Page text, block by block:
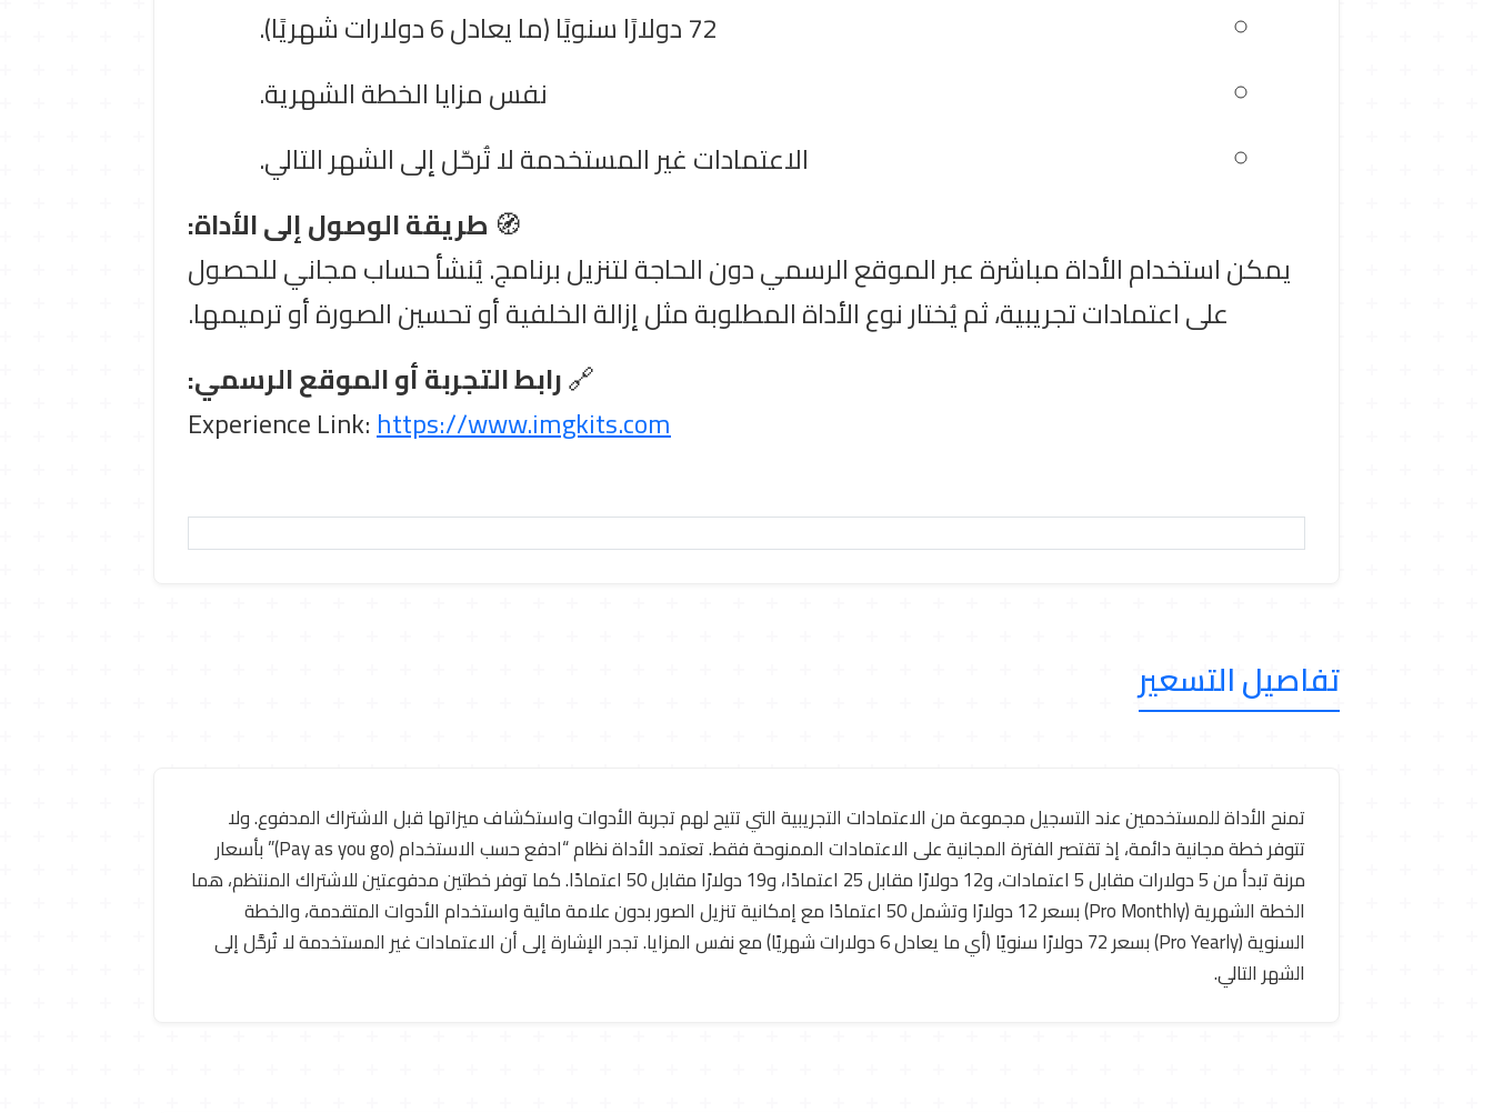
72 دولارًا سنويًا (ما يعادل 6 دولارات شهريًا).
نفس مزايا الخطة الشهرية.
الاعتمادات غير المستخدمة لا تُرحّل إلى الشهر التالي.
🧭 طريقة الوصول إلى الأداة:
يمكن استخدام الأداة مباشرة عبر الموقع الرسمي دون الحاجة لتنزيل برنامج. يُنشأ حساب مجاني للحصول
على اعتمادات تجريبية، ثم يُختار نوع الأداة المطلوبة مثل إزالة الخلفية أو تحسين الصورة أو ترميمها.
🔗رابط التجربة أو الموقع الرسمي:
Experience Link:https://www.imgkits.com
تفاصيل التسعير
تمنح الأداة للمستخدمين عند التسجيل مجموعة من الاعتمادات التجريبية التي تتيح لهم تجربة الأدوات واستكشاف ميزاتها قبل الاشتراك المدفوع. ولا
تتوفر خطة مجانية دائمة، إذ تقتصر الفترة المجانية على الاعتمادات الممنوحة فقط. تعتمد الأداة نظام “ادفع حسب الاستخدام (Pay as you go)” بأسعار
مرنة تبدأ من 5 دولارات مقابل 5 اعتمادات، و12 دولارًا مقابل 25 اعتمادًا، و19 دولارًا مقابل 50 اعتمادًا. كما توفر خطتين مدفوعتين للاشتراك المنتظم، هما
الخطة الشهرية (Pro Monthly) بسعر 12 دولارًا وتشمل 50 اعتمادًا مع إمكانية تنزيل الصور بدون علامة مائية واستخدام الأدوات المتقدمة، والخطة
السنوية (Pro Yearly) بسعر 72 دولارًا سنويًا (أي ما يعادل 6 دولارات شهريًا) مع نفس المزايا. تجدر الإشارة إلى أن الاعتمادات غير المستخدمة لا تُرحَّل إلى
الشهر التالي.